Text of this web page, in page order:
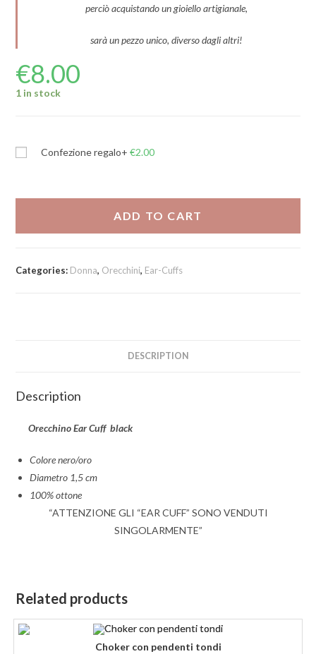
perciò acquistando un gioiello artigianale,
sarà un pezzo unico, diverso dagli altri!
€8.00
1 in stock
Confezione regalo+ €2.00
ADD TO CART
Categories: Donna, Orecchini, Ear-Cuffs
DESCRIPTION
Description
Orecchino Ear Cuff black
Colore nero/oro
Diametro 1,5 cm
100% ottone
“ATTENZIONE GLI “EAR CUFF” SONO VENDUTI
SINGOLARMENTE”
Related products
Choker con pendenti tondi